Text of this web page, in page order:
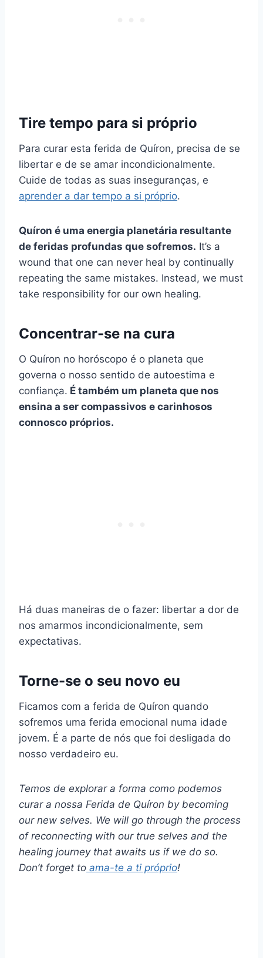
Tire tempo para si próprio
Para curar esta ferida de Quíron, precisa de se
libertar e de se amar incondicionalmente.
Cuide de todas as suas inseguranças, e
aprender a dar tempo a si próprio.
Quíron é uma energia planetária resultante
de feridas profundas que sofremos. It’s a
wound that one can never heal by continually
repeating the same mistakes. Instead, we must
take responsibility for our own healing.
Concentrar-se na cura
O Quíron no horóscopo é o planeta que
governa o nosso sentido de autoestima e
confiança. É também um planeta que nos
ensina a ser compassivos e carinhosos
connosco próprios.
Há duas maneiras de o fazer: libertar a dor de
nos amarmos incondicionalmente, sem
expectativas.
Torne-se o seu novo eu
Ficamos com a ferida de Quíron quando
sofremos uma ferida emocional numa idade
jovem. É a parte de nós que foi desligada do
nosso verdadeiro eu.
Temos de explorar a forma como podemos
curar a nossa Ferida de Quíron by becoming
our new selves. We will go through the process
of reconnecting with our true selves and the
healing journey that awaits us if we do so.
Don’t forget to ama-te a ti próprio!